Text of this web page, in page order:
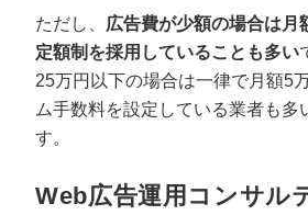
ただし、 広告費が少額の場合は月
定額制を採用していることも多い
25万円以下の場合は一律で月額5
ム手数料を設定している業者も多
す。
Web広告運用コンサル